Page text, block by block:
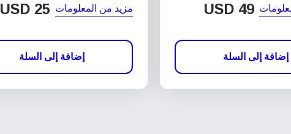
USD 49
إضافة إلى السلة
مزيد من المعلومات USD 25
إضافة إلى السلة